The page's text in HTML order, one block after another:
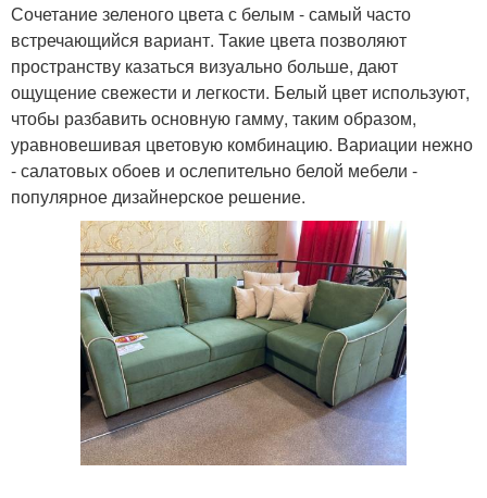
Сочетание зеленого цвета с белым - самый часто
встречающийся вариант. Такие цвета позволяют
пространству казаться визуально больше, дают
ощущение свежести и легкости. Белый цвет используют,
чтобы разбавить основную гамму, таким образом,
уравновешивая цветовую комбинацию. Вариации нежно
- салатовых обоев и ослепительно белой мебели -
популярное дизайнерское решение.